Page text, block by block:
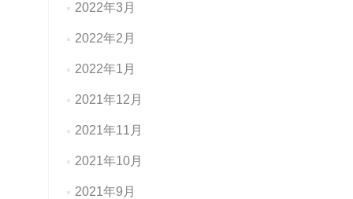
2022年3月
2022年2月
2022年1月
2021年12月
2021年11月
2021年10月
2021年9月